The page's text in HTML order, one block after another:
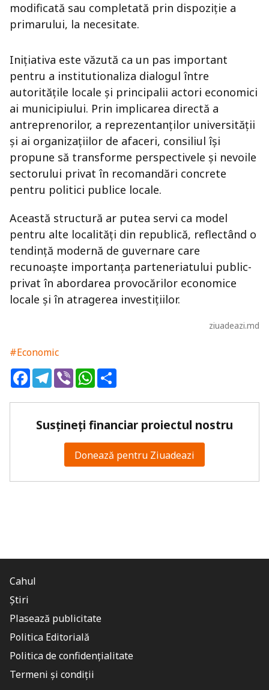
modificată sau completată prin dispoziție a
primarului, la necesitate.
Inițiativa este văzută ca un pas important
pentru a institutionaliza dialogul între
autoritățile locale și principalii actori economici
ai municipiului. Prin implicarea directă a
antreprenorilor, a reprezentanților universității
și ai organizațiilor de afaceri, consiliul își
propune să transforme perspectivele și nevoile
sectorului privat în recomandări concrete
pentru politici publice locale.
Această structură ar putea servi ca model
pentru alte localități din republică, reflectând o
tendință modernă de guvernare care
recunoaște importanța parteneriatului public-
privat în abordarea provocărilor economice
locale și în atragerea investițiilor.
ziuadeazi.md
#Economic
FacebookTelegram
ViberWhatsApp
Susțineți financiar proiectul nostru
Donează pentru Ziuadeazi
Cahul
Știri
Plasează publicitate
Politica Editorială
Politica de confidențialitate
Termeni și condiții